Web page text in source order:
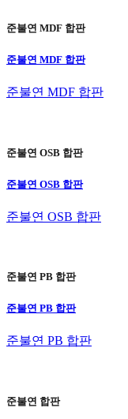
준불연 MDF 합판
준불연 MDF 합판
준불연 MDF 합판
준불연 OSB 합판
준불연 OSB 합판
준불연 OSB 합판
준불연 PB 합판
준불연 PB 합판
준불연 PB 합판
준불연 합판